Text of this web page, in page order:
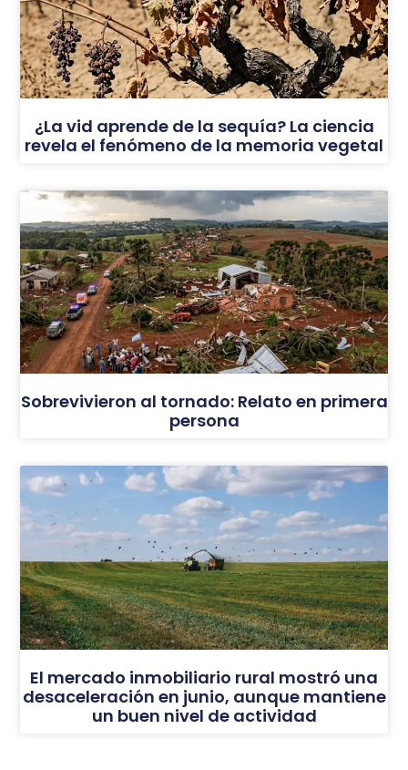
¿La vid aprende de la sequía? La ciencia
revela el fenómeno de la memoria vegetal
Sobrevivieron al tornado: Relato en primera
persona
El mercado inmobiliario rural mostró una
desaceleración en junio, aunque mantiene
un buen nivel de actividad